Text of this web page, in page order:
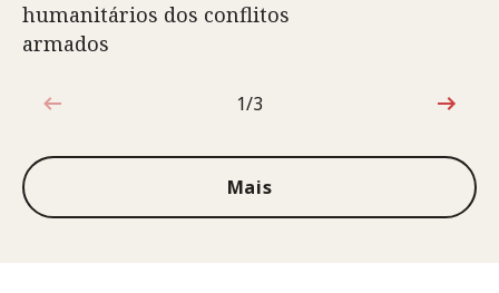
humanitários dos conflitos
armados
1 de 3
1/3
Mais